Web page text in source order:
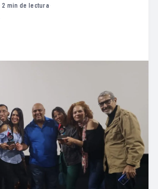
·2 min de lectura·